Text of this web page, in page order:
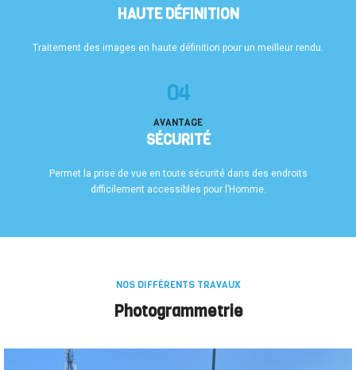
HAUTE DÉFINITION
Traitement des images en haute définition pour un meilleur rendu.
04
AVANTAGE
SÉCURITÉ
Permet la prise de vue en toute sécurité dans des endroits
difficilement accessibles pour l’Homme.
NOS DIFFÉRENTS TRAVAUX
Photogrammetrie